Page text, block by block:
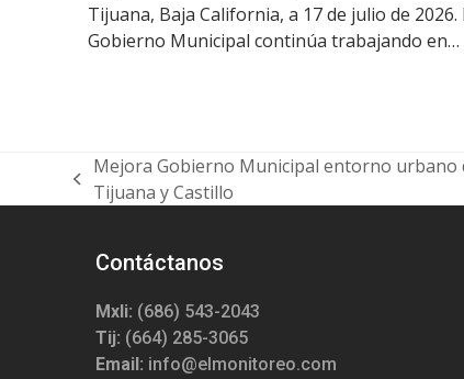
Tijuana, Baja California, a 17 de julio de 2026.
Gobierno Municipal continúa trabajando en…
previous
Mejora Gobierno Municipal entorno urbano
Tijuana y Castillo
Contáctanos
Mxli: (686) 543-2043
Tij: (664) 285-3065
Email: info@elmonitoreo.com